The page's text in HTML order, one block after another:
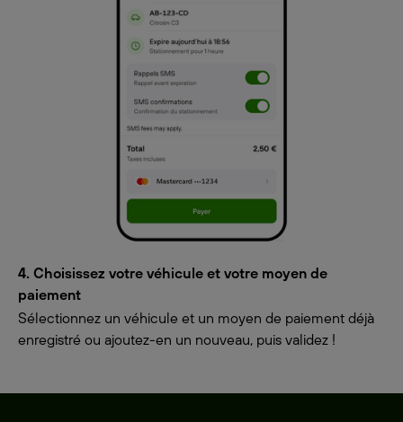
4. Choisissez votre véhicule et votre moyen de
paiement
Sélectionnez un véhicule et un moyen de paiement déjà
enregistré ou ajoutez-en un nouveau, puis validez !